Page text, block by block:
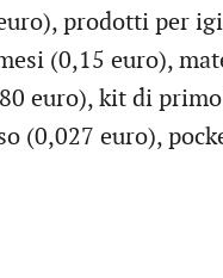
prodotti per
(0,15 euro),
euro), kit di
(0,027 euro),